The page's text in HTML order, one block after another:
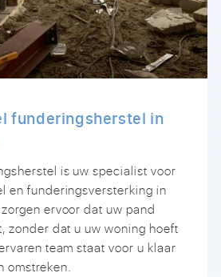
funderingsherstel in
is uw specialist voor
en funderingsversterking in
ervoor dat uw pand
zonder dat u uw woning hoeft
team staat voor u klaar
omstreken.